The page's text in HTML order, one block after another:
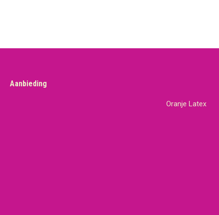
Aanbieding
Oranje Latex